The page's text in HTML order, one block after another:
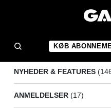
KØB
NYHEDER & FEATURES
ANMELDELSER (17)